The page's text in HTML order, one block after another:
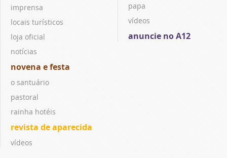
imprensa
locais turísticos
loja oficial
notícias
novena e festa
o santuário
pastoral
rainha hotéis
revista de aparecida
vídeos
papa
vídeos
anuncie no A12